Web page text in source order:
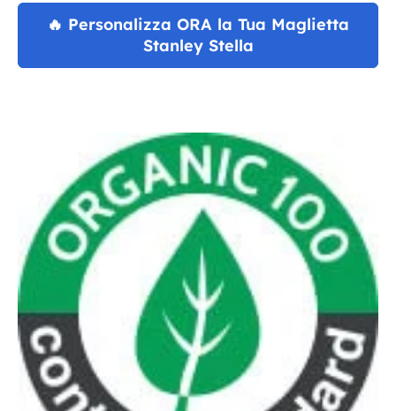
🔥 Personalizza ORA la Tua Maglietta
Stanley Stella